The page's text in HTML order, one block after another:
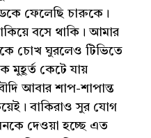
ফেলেছি চারুকে।
বসে থাকি। আমার
চোখ ঘুরলেও টিভিতে
মুহূর্ত কেটে যায়
আবার শাপ-শাপান্ত
বাকিরাও সুর যোগ
দেওয়া হচ্ছে এত